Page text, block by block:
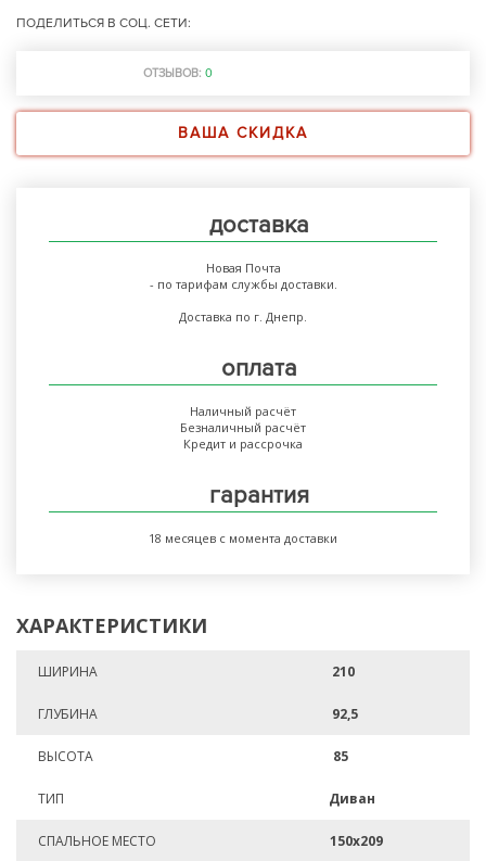
ПОДЕЛИТЬСЯ В СОЦ. СЕТИ:
ОТЗЫВОВ: 0
ВАША СКИДКА
доставка
Новая Почта
- по тарифам службы доставки.
Доставка по г. Днепр.
оплата
Наличный расчёт
Безналичный расчёт
Кредит и рассрочка
гарантия
18 месяцев с момента доставки
ХАРАКТЕРИСТИКИ
ШИРИНА 210
ГЛУБИНА 92,5
ВЫСОТА 85
ТИП Диван
СПАЛЬНОЕ МЕСТО 150х209